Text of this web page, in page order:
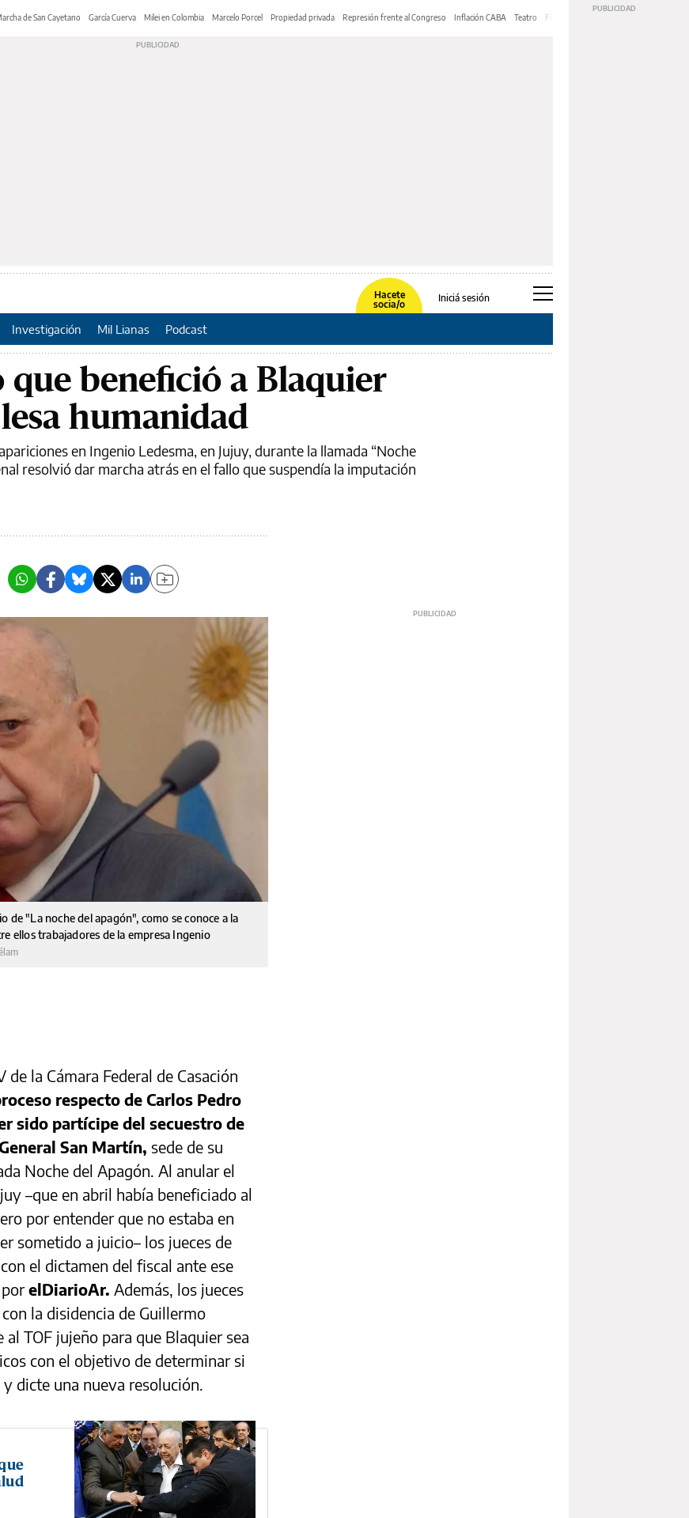
de San Cayetano García Cuerva Milei en Colombia Marcelo Porcel Propiedad privada Represión frente al Congreso Inflación CABA Teatro Feria de Editores
Hacete
socia/o
Iniciá sesión
Investigación Mil Lianas Podcast
que benefició a Blaquier
humanidad
en Ingenio Ledesma, en Jujuy, durante la llamada “Noche
resolvió dar marcha atrás en el fallo que suspendía la imputación
de "La noche del apagón", como se conoce a la
ellos trabajadores de la empresa Ingenio
la Cámara Federal de Casación
respecto de Carlos Pedro
sido partícipe del secuestro de
San Martín, sede de su
Noche del Apagón. Al anular el
–que en abril había beneficiado al
por entender que no estaba en
sometido a juicio– los jueces de
el dictamen del fiscal ante ese
elDiarioAr. Además, los jueces
la disidencia de Guillermo
TOF jujeño para que Blaquier sea
con el objetivo de determinar si
dicte una nueva resolución.